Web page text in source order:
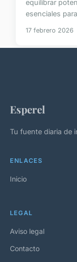
equilibrar
esenciales
17 febrero 2026
Esperel
Tu fuente diaria de
ENLACES
Inicio
LEGAL
Aviso legal
Contacto